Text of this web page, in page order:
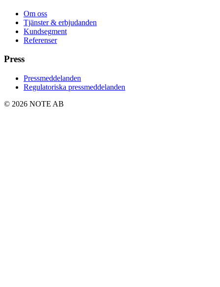
Om oss
Tjänster & erbjudanden
Kundsegment
Referenser
Press
Pressmeddelanden
Regulatoriska pressmeddelanden
© 2026 NOTE AB